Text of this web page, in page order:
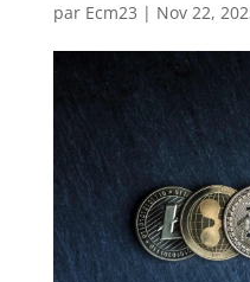
par Ecm23 | Nov 22,